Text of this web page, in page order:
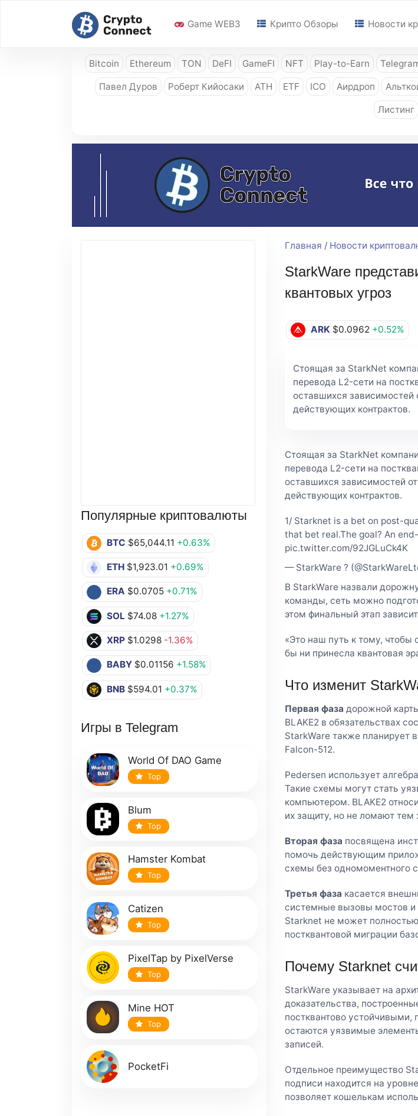
Game WEB3 Крипто Обзоры Новости
Bitcoin Ethereum TON DeFI GameFI NFT Play-to-Earn
Павел Дуров Роберт Кийосаки ATH ETF ICO Аирдроп
Листинг
Популярные криптовалюты
BTC $65,044.11 +0.63%
ETH $1,923.01 +0.69%
ERA $0.0705 +0.71%
SOL $74.08 +1.27%
XRP $1.0298 -1.36%
BABY $0.01156 +1.58%
BNB $594.01 +0.37%
Игры в Telegram
World Of DAO Game
Top
Blum
Top
Hamster Kombat
Top
Catizen
Top
PixelTap by PixelVerse
Top
Mine HOT
Top
PocketFi
Главная / Новости
StarkWare
квантовых угроз
ARK $0.0962 +0.52%
Стоящая за StarkNet
перевода L2-сети на
оставшихся зависимостей
действующих контрактов.
Стоящая за StarkNet
перевода L2-сети на
оставшихся зависимостей
действующих контрактов.
1/ Starknet is a bet on post-
that bet real.The goal? An
pic.twitter.com/92JGLuCk4K
— StarkWare ?
В StarkWare назвали
команды, сеть можно
этом финальный этап
«Это наш путь к тому,
бы ни принесла квантовая
Что изменит
Первая фаза дорожной
BLAKE2 в обязательствах
StarkWare также планирует
Falcon-512.
Pedersen использует
Такие схемы могут стать
компьютером. BLAKE2
их защиту, но не ломают тем
Вторая фаза посвящена
помочь действующим
схемы без одномоментного
Третья фаза касается
системные вызовы мостов и
Starknet не может полностью
постквантовой миграции
Почему Starknet
StarkWare указывает на
доказательства,
постквантово устойчивыми,
остаются уязвимые
записей.
Отдельное преимущество
подписи находится на
позволяет кошелькам